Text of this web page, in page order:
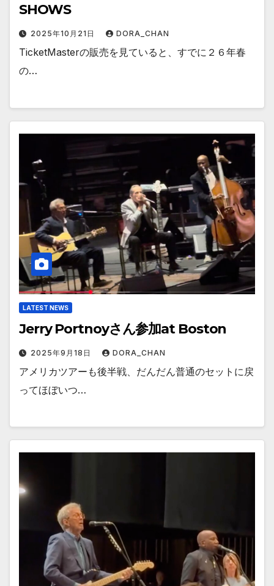
SHOWS
2025年10月21日 DORA_CHAN
TicketMasterの販売を見ていると、すでに２６年春
の…
LATEST NEWS
Jerry Portnoyさん参加at Boston
2025年9月18日 DORA_CHAN
アメリカツアーも後半戦、だんだん普通のセットに戻
ってほぼいつ…